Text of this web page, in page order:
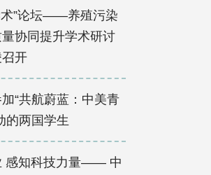
术”论坛——养殖污染
协同提升学术研讨
开
“共航蔚蓝：中美青
的两国学生
感知科技力量—— 中